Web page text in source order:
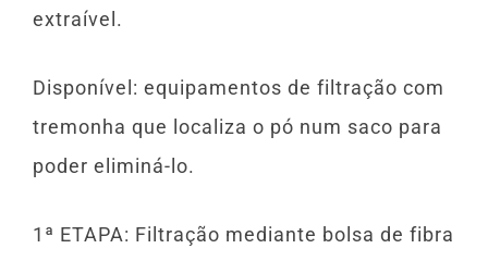
extraível.
Disponível: equipamentos de filtração com
tremonha que localiza o pó num saco para
poder eliminá-lo.
1ª ETAPA: Filtração mediante bolsa de fibra